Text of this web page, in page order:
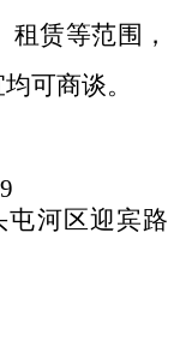
租赁等范围，
均可商谈。
屯河区迎宾路